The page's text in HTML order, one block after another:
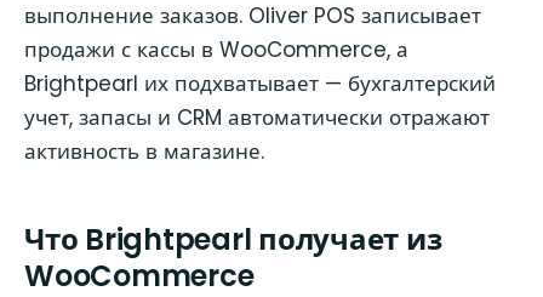
выполнение заказов. Oliver POS записывает
продажи с кассы в WooCommerce, а
Brightpearl их подхватывает — бухгалтерский
учет, запасы и CRM автоматически отражают
активность в магазине.
Что Brightpearl получает из
WooCommerce